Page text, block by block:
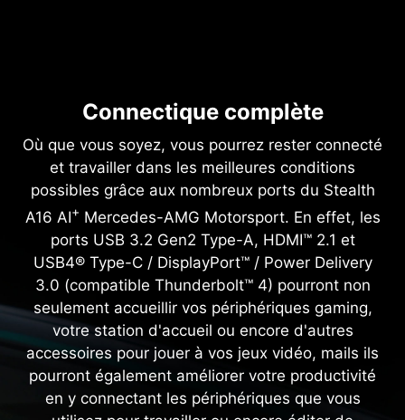
Connectique complète
Où que vous soyez, vous pourrez rester connecté
et travailler dans les meilleures conditions
possibles grâce aux nombreux ports du Stealth
A16 AI+ Mercedes-AMG Motorsport. En effet, les
ports USB 3.2 Gen2 Type-A, HDMI™ 2.1 et
USB4® Type-C / DisplayPort™ / Power Delivery
3.0 (compatible Thunderbolt™ 4) pourront non
seulement accueillir vos périphériques gaming,
votre station d'accueil ou encore d'autres
accessoires pour jouer à vos jeux vidéo, mails ils
pourront également améliorer votre productivité
en y connectant les périphériques que vous